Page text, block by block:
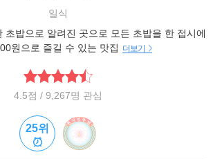
일식
초밥으로 알려진 곳으로 모든 초밥을 한 접시에
원으로 즐길 수 있는 맛집 더보기
4.5점 / 9,267명 관심
25위